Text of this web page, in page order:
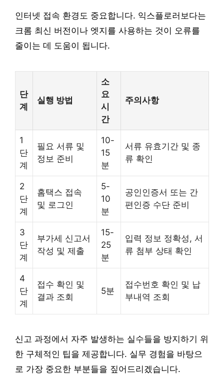
인터넷 접속 환경도 중요합니다. 익스플로러보다는
크롬 최신 버전이나 엣지를 사용하는 것이 오류를
줄이는 데 도움이 됩니다.
단
계
실행 방법
소
요
시
간
주의사항
1
단
계
필요 서류 및
정보 준비
10-
15
분
서류 유효기간 및 종
류 확인
2
단
계
홈택스 접속
및 로그인
5-
10
분
공인인증서 또는 간
편인증 수단 준비
3
단
계
부가세 신고서
작성 및 제출
15-
25
분
입력 정보 정확성, 서
류 첨부 상태 확인
4
단
계
접수 확인 및
결과 조회
5분
접수번호 확인 및 납
부내역 조회
신고 과정에서 자주 발생하는 실수들을 방지하기 위
한 구체적인 팁을 제공합니다. 실무 경험을 바탕으
로 가장 중요한 부분들을 짚어드리겠습니다.